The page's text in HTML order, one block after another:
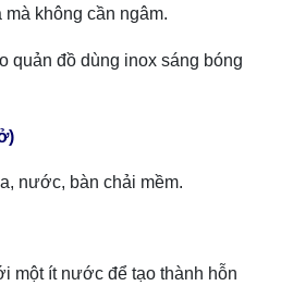
không cần ngâm.
nước, bàn chải mềm.
một ít nước để tạo thành hỗn